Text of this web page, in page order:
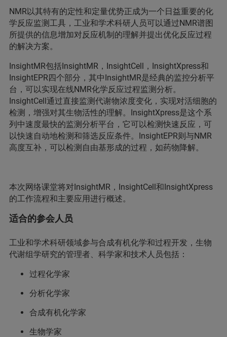
NMR以其特有的定性和定量优势正成为一个日益重要的化
学反应监测工具，工业和学术科研人员可以通过NMR谱图
所提供的信息增加对反应机制的理解并提出优化反应过程
的解决方案。
InsightMR包括InsightMR，InsightCell，InsightXpress和
InsightEPR四个部分，其中InsightMR是经典的监控分析平
台，可以实现在线NMR化学反应过程监测分析。
InsightCell通过直接监测代谢物浓度变化，实现对活细胞的
检测，增强对其生物活性的理解。InsightXpress是这个系
列中速度最快的监测分析平台，它可以检测快速反应，可
以快速自动地检测和筛选反应条件。InsightEPR则与NMR
高度互补，可以检测自由基形成的过程，如药物降解。
本次网络课堂将对InsightMR，InsightCell和InsightXpress
的工作流程和主要应用进行概述。
适合的参会人员
工业和学术科研领域参与合成有机化学和过程开发，生物
代谢组学研究的管理者、科学家和技术人员包括：
过程化学家
分析化学家
合成有机化学家
生物学家